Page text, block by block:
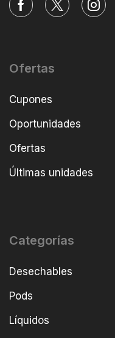
Ofertas
Cupones
Oportunidades
Ofertas
Últimas unidades
Categorías
Desechables
Pods
Líquidos